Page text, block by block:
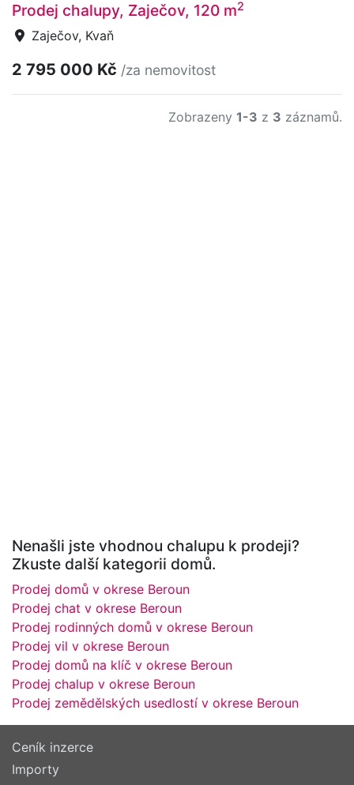
Prodej chalupy, Zaječov, 120 m2
Zaječov, Kvaň
2 795 000 Kč /za nemovitost
Zobrazeny 1-3 z 3 záznamů.
Nenašli jste vhodnou chalupu k prodeji?
Zkuste další kategorii domů.
Prodej domů v okrese Beroun
Prodej chat v okrese Beroun
Prodej rodinných domů v okrese Beroun
Prodej vil v okrese Beroun
Prodej domů na klíč v okrese Beroun
Prodej chalup v okrese Beroun
Prodej zemědělských usedlostí v okrese Beroun
Ceník inzerce
Importy